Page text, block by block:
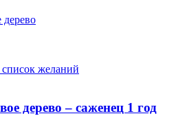
желаний
дерево – саженец 1 год